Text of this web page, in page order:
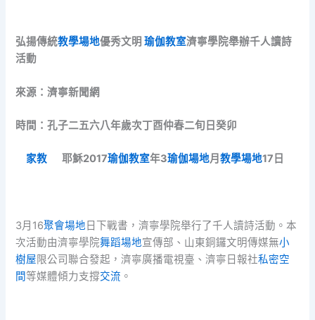
弘揚傳統教學場地優秀文明瑜伽教室濟寧學院舉辦千人讀詩
活動
來源：濟寧新聞網
時間：孔子二五六八年歲次丁酉仲春二旬日癸卯
家教 耶穌2017瑜伽教室年3瑜伽場地月教學場地17日
3月16聚會場地 日下戰書，濟寧學院舉行了千人讀詩活動。本
次活動由濟寧學院舞蹈場地宣傳部、山東銅鑼文明傳媒無小
樹屋限公司聯合發起，濟寧廣播電視臺、濟寧日報社私密空
間等媒體傾力支撐交流 。